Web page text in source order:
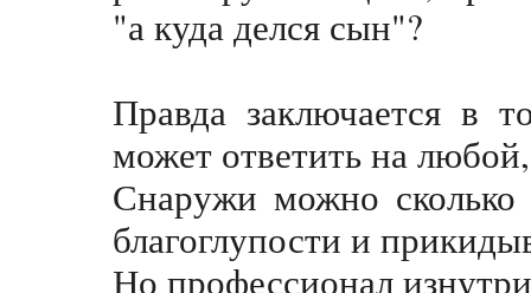
"а куда делся сын"?
Правда заключается в
может ответить на
Снаружи можно сколько
благоглупости и
Но профессионал